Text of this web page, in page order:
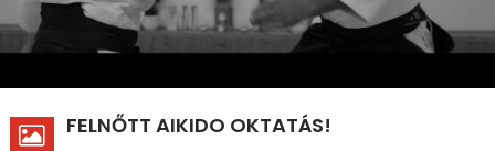
FELNŐTT AIKIDO OKTATÁS!